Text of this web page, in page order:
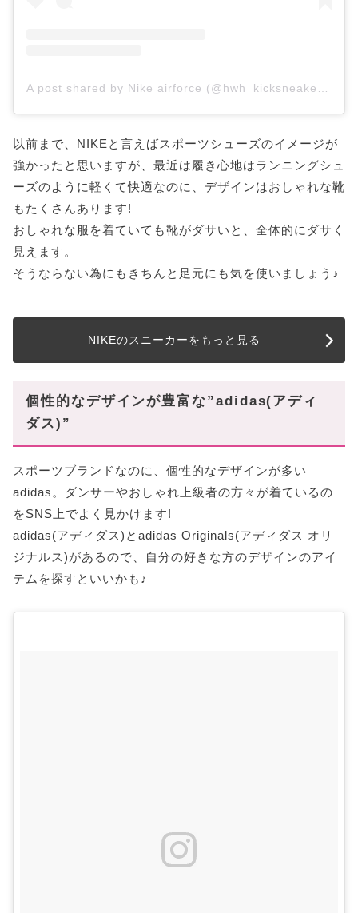
A post shared by Nike airforce (@hwh_kicksneakers)
以前まで、NIKEと言えばスポーツシューズのイメージが
強かったと思いますが、最近は履き心地はランニングシュ
ーズのように軽くて快適なのに、デザインはおしゃれな靴
もたくさんあります!
おしゃれな服を着ていても靴がダサいと、全体的にダサく
見えます。
そうならない為にもきちんと足元にも気を使いましょう♪
NIKEのスニーカーをもっと見る
個性的なデザインが豊富な”adidas(アディ
ダス)”
スポーツブランドなのに、個性的なデザインが多い
adidas。ダンサーやおしゃれ上級者の方々が着ているの
をSNS上でよく見かけます!
adidas(アディダス)とadidas Originals(アディダス オリ
ジナルス)があるので、自分の好きな方のデザインのアイ
テムを探すといいかも♪